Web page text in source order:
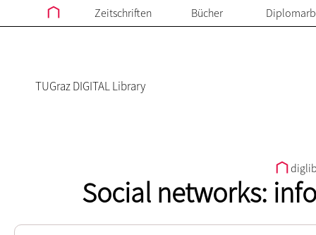
Zeitschriften Bücher
TUGraz DIGITAL Library
Social networks: